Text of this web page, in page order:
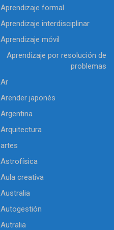
Aprendizaje formal
Aprendizaje interdisciplinar
Aprendizaje móvil
Aprendizaje por resolución de
problemas
Ar
Arender japonés
Argentina
Arquitectura
artes
Astrofísica
Aula creativa
Australia
Autogestión
Autralia